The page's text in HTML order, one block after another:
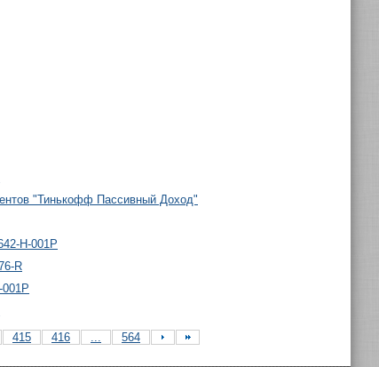
"Тинькофф Пассивный Доход"
H-001P
R
415 416 ... 564